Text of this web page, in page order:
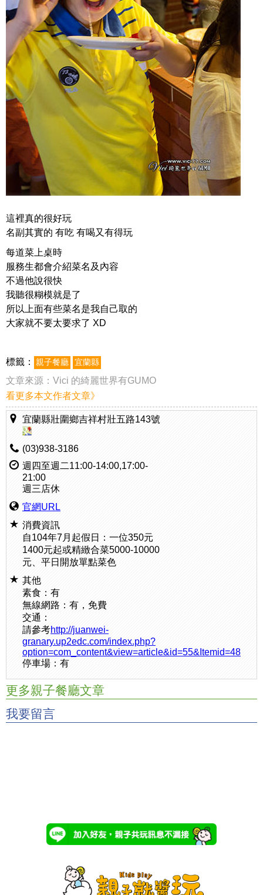
這裡真的很好玩
名副其實的 有吃 有喝又有得玩
每道菜上桌時
服務生都會介紹菜名及內容
不過他說很快
我聽很糊模就是了
所以上面有些菜名是我自己取的
大家就不要太要求了 XD
標籤： 親子餐廳 宜蘭縣
文章來源： Vici 的綺麗世界有GUMO
看更多本文作者文章》
宜蘭縣壯圍鄉吉祥村壯五路143號
(03)938-3186
週四至週二11:00-14:00,17:00-
21:00
週三店休
官網URL
消費資訊
自104年7月起假日：一位350元
1400元起或精緻合菜5000-10000
元、平日開放單點菜色
其他
素食：有
無線網路：有，免費
交通：
請參考http://juanwei-
granary.up2edc.com/index.php?
option=com_content&view=article&id=55&Itemid=48
停車場：有
更多親子餐廳文章
我要留言